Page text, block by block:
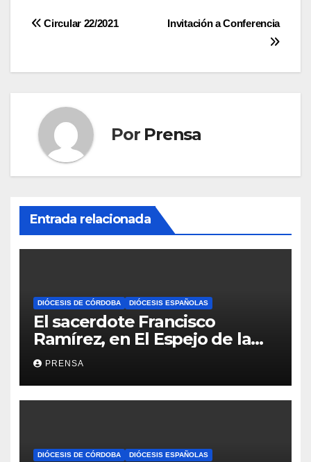
Navegación
Invitación a Conferencia
Circular 22/2021
Por Prensa
Entrada relacionada
DIÓCESIS DE CÓRDOBA DIÓCESIS ESPAÑOLAS
El sacerdote Francisco
Ramírez, en El Espejo de la
Iglesia
PRENSA
DIÓCESIS DE CÓRDOBA DIÓCESIS ESPAÑOLAS